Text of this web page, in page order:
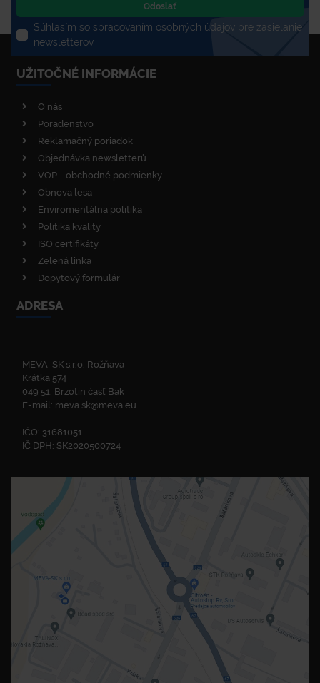
Odoslať
Súhlasím so spracovaním osobných údajov pre zasielanie
newsletterov
UŽITOČNÉ INFORMÁCIE
O nás
Poradenstvo
Reklamačný poriadok
Objednávka newsletterů
VOP - obchodné podmienky
Obnova lesa
Enviromentálna politika
Politika kvality
ISO certifikáty
Zelená linka
Dopytový formulár
ADRESA
MEVA-SK s.r.o. Rožňava
Krátka 574
049 51, Brzotín časť Bak
E-mail: meva.sk@meva.eu
IČO: 31681051
IČ DPH: SK2020500724